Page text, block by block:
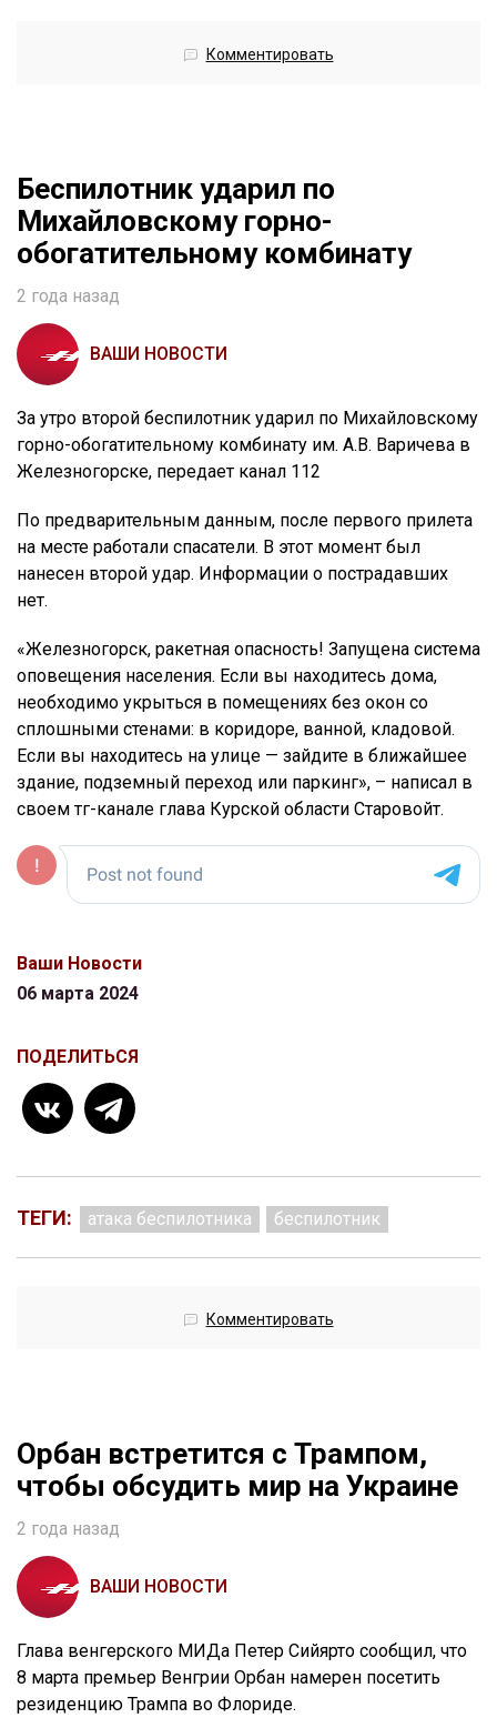
Комментировать
Беспилотник ударил по
Михайловскому горно-
обогатительному комбинату
2 года назад
ВАШИ НОВОСТИ
За утро второй беспилотник ударил по Михайловскому
горно-обогатительному комбинату им. А.В. Варичева в
Железногорске, передает канал 112
По предварительным данным, после первого прилета
на месте работали спасатели. В этот момент был
нанесен второй удар. Информации о пострадавших
нет.
«Железногорск, ракетная опасность! Запущена система
оповещения населения. Если вы находитесь дома,
необходимо укрыться в помещениях без окон со
сплошными стенами: в коридоре, ванной, кладовой.
Если вы находитесь на улице — зайдите в ближайшее
здание, подземный переход или паркинг», – написал в
своем тг-канале глава Курской области Старовойт.
Ваши Новости
06 марта 2024
ПОДЕЛИТЬСЯ
ТЕГИ: атака беспилотника беспилотник
Комментировать
Орбан встретится с Трампом,
чтобы обсудить мир на Украине
2 года назад
ВАШИ НОВОСТИ
Глава венгерского МИДа Петер Сийярто сообщил, что
8 марта премьер Венгрии Орбан намерен посетить
резиденцию Трампа во Флориде.